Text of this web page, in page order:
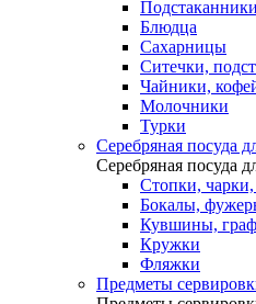
Подстаканники
Блюдца
Сахарницы
Ситечки,
Чайники,
Молочники
Турки
Серебряная посуда
Серебряная посуда
Стопки,
Бокалы,
Кувшины,
Кружки
Фляжки
Предметы